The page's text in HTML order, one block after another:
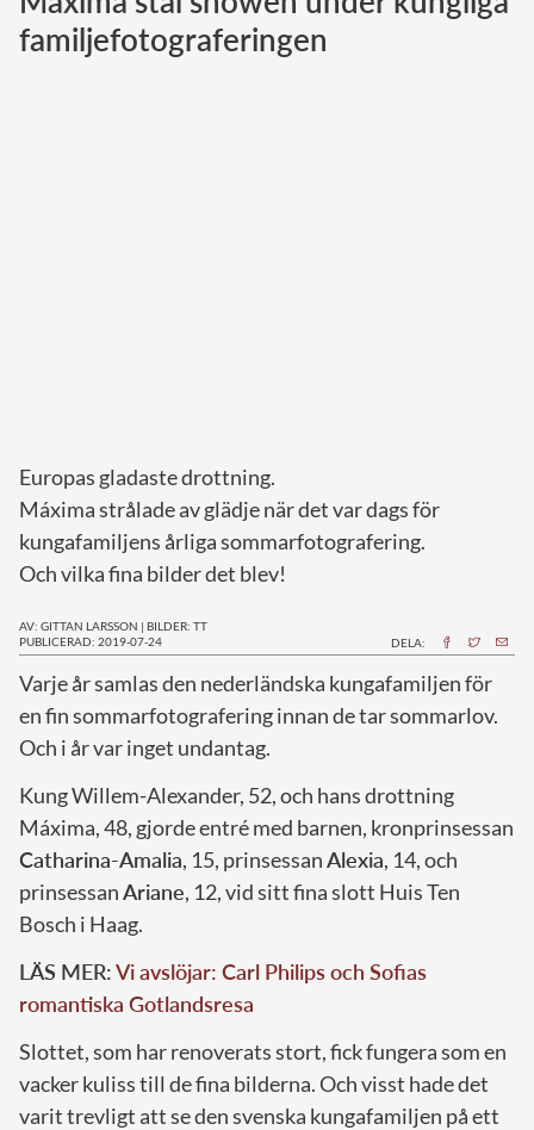
Norska kungahuset
familjefotograferingen
Europas gladaste drottning.
Máxima strålade av glädje när det var dags för
kungafamiljens årliga sommarfotografering.
Och vilka fina bilder det blev!
AV: GITTAN LARSSON | BILDER: TT
PUBLICERAD: 2019-07-24
DELA:
Varje år samlas den nederländska kungafamiljen för
en fin sommarfotografering innan de tar sommarlov.
Och i år var inget undantag.
Kung Willem-Alexander, 52, och hans drottning
Máxima, 48, gjorde entré med barnen, kronprinsessan
Catharina-Amalia, 15, prinsessanAlexia, 14, och
prinsessanAriane, 12, vid sitt fina slott Huis Ten
Bosch i Haag.
LÄS MER:Vi avslöjar: Carl Philips och Sofias
romantiska Gotlandsresa
Slottet, som har renoverats stort, fick fungera som en
vacker kuliss till de fina bilderna. Och visst hade det
varit trevligt att se den svenska kungafamiljen på ett